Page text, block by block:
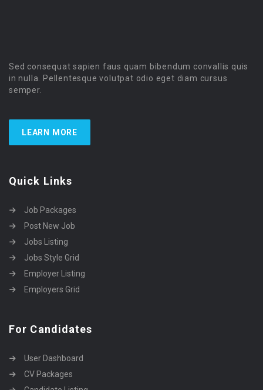
Sed consequat sapien faus quam bibendum convallis quis
in nulla. Pellentesque volutpat odio eget diam cursus
semper.
LEARN MORE
Quick Links
Job Packages
Post New Job
Jobs Listing
Jobs Style Grid
Employer Listing
Employers Grid
For Candidates
User Dashboard
CV Packages